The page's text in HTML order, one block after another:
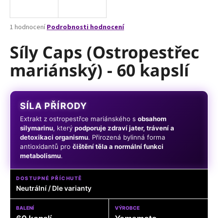
Průměrné
produktu
je
hvězdiček.
1 hodnoceníPodrobnosti hodnocení
Síly Caps (Ostropestřec
mariánský) - 60 kapslí
SÍLA PŘÍRODY
Extrakt z ostropestřce mariánského s obsahom
silymarinu, který podporuje zdraví jater, trávení a
detoxikaci organismu. Přirozená bylinná forma
antioxidantů pro čištění těla a normální funkci
metabolismu.
DOSTUPNÉ PŘÍCHUTĚ
Neutrální / Dle varianty
BALENÍ VÝROBCE
j
t
?
HLEDAT
o
r